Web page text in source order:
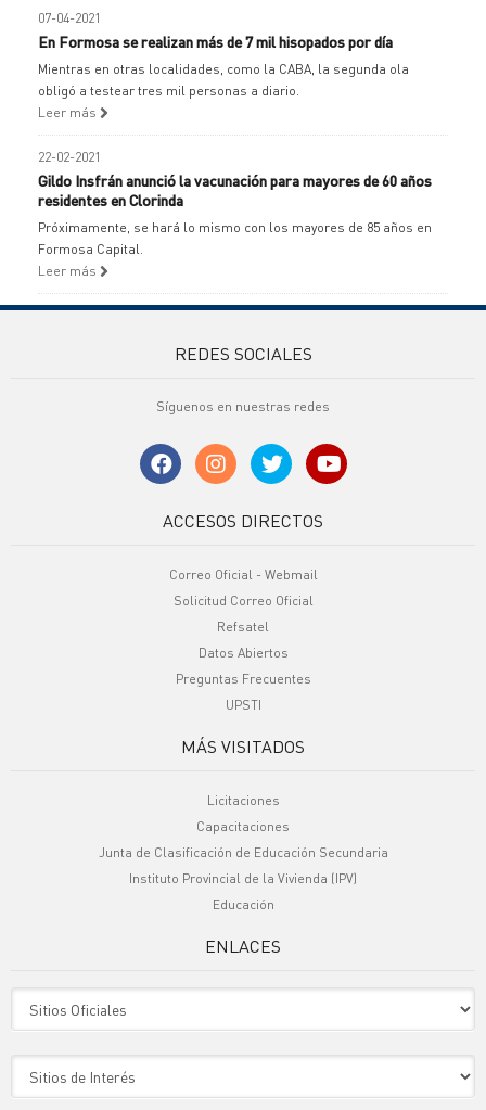
07-04-2021
En Formosa se realizan más de 7 mil hisopados por día
Mientras en otras localidades, como la CABA, la segunda ola
obligó a testear tres mil personas a diario.
Leer más
22-02-2021
Gildo Insfrán anunció la vacunación para mayores de 60 años
residentes en Clorinda
Próximamente, se hará lo mismo con los mayores de 85 años en
Formosa Capital.
Leer más
REDES SOCIALES
Síguenos en nuestras redes
ACCESOS DIRECTOS
Correo Oficial - Webmail
Solicitud Correo Oficial
Refsatel
Datos Abiertos
Preguntas Frecuentes
UPSTI
MÁS VISITADOS
Licitaciones
Capacitaciones
Junta de Clasificación de Educación Secundaria
Instituto Provincial de la Vivienda (IPV)
Educación
ENLACES